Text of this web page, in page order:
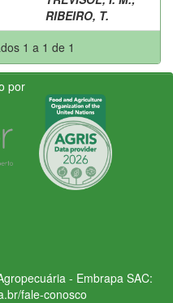
RIBEIRO, T.
1 a 1 de 1
por
- Embrapa SAC:
fale-conosco